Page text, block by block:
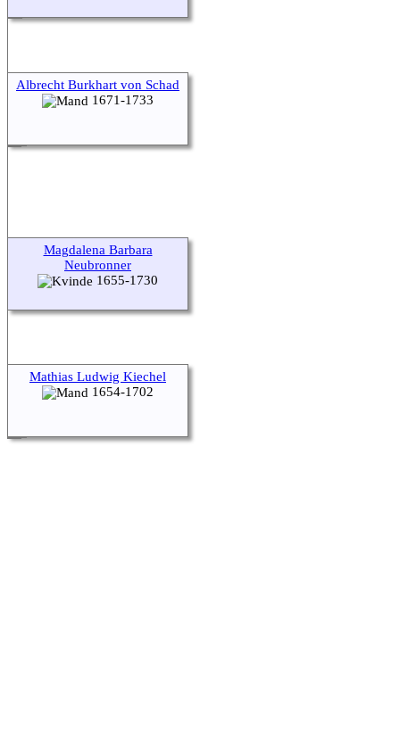
Albrecht Burkhart von Schad
1671-1733
Magdalena Barbara
Neubronner
1655-1730
Mathias Ludwig Kiechel
1654-1702